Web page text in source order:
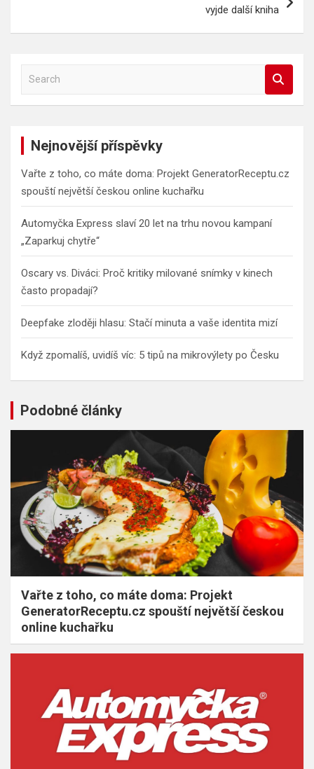
vyjde další kniha
a
Nejnovější příspěvky
Vařte z toho, co máte doma: Projekt GeneratorReceptu.cz
spouští největší českou online kuchařku
Automyčka Express slaví 20 let na trhu novou kampaní
„Zaparkuj chytře“
Oscary vs. Diváci: Proč kritiky milované snímky v kinech
často propadají?
Deepfake zloději hlasu: Stačí minuta a vaše identita mizí
Když zpomalíš, uvidíš víc: 5 tipů na mikrovýlety po Česku
Podobné články
Vařte z toho, co máte doma: Projekt
GeneratorReceptu.cz spouští největší českou
online kuchařku